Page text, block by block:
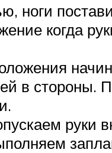
ноги
когда
в стороны.
руки